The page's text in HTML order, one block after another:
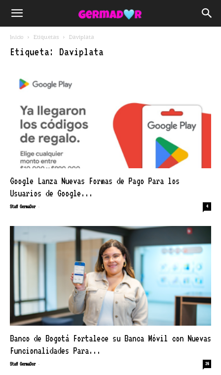
Inicio Etiquetas Daviplata
Etiqueta: Daviplata
Google Lanza Nuevas Formas de Pago Para los
Usuarios de Google...
Staff GermaDor - 4
Banco de Bogotá Fortalece su Banca Móvil con Nuevas
Funcionalidades Para...
Staff GermaDor - 25